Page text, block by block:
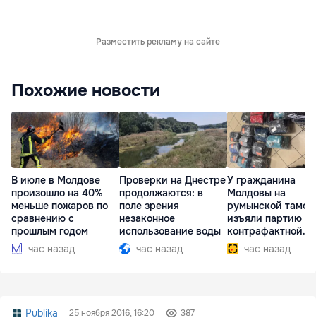
Разместить рекламу на сайте
Похожие новости
В июле в Молдове
произошло на 40%
меньше пожаров по
сравнению с
прошлым годом
час назад
Проверки на Днестре
продолжаются: в
поле зрения
незаконное
использование воды
час назад
У гражданина
Молдовы на
румынской
изъяли партию
контрафактной
одежды
час назад
Publika 25 ноября 2016, 16:20 387